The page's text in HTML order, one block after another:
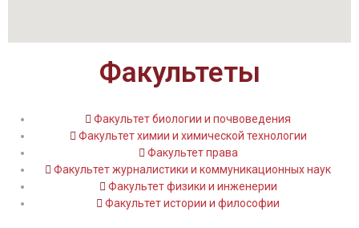
Факультеты
Факультет биологии и почвоведения
Факультет химии и химической технологии
Факультет права
Факультет журналистики и коммуникационных наук
Факультет физики и инженерии
Факультет истории и философии